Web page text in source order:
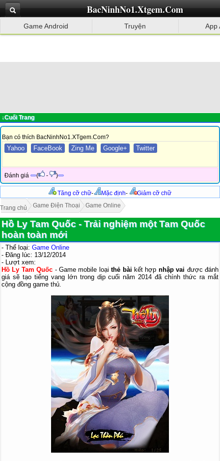
BacNinhNo1.Xtgem.Com
Game Android Truyện App
↓Cuối Trang
Bạn có thích BacNinhNo1.XTgem.Com?
Yahoo FaceBook Zing Me Google+ Twitter
Đánh giá ( - )
Tăng cỡ chữ- Mặc định- Giảm cỡ chữ
Trang chủ Game Điện Thoại Game Online
Hồ Ly Tam Quốc - Trải nghiệm một Tam Quốc
hoàn toàn mới
- Thể loại: Game Online
- Đăng lúc: 13/12/2014
- Lượt xem:
Hồ Ly Tam Quốc - Game mobile loại thẻ bài kết hợp nhập vai được đánh
giá sẽ tạo tiếng vang lớn trong dịp cuối năm 2014 đã chính thức ra mắt
cộng đồng game thủ.